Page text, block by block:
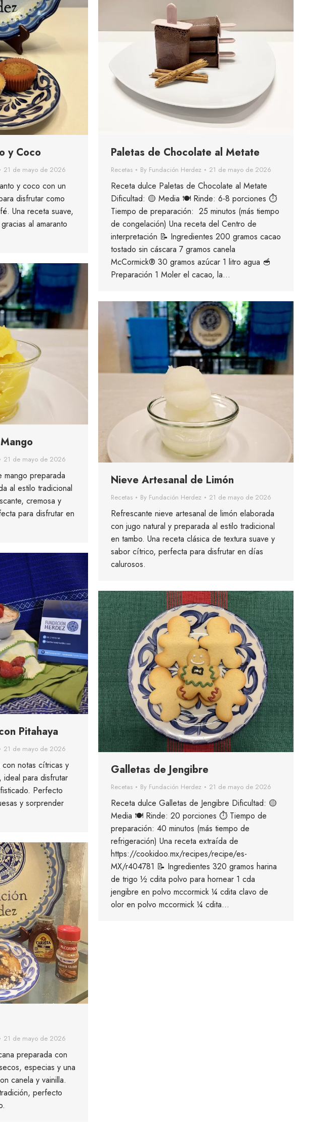
y Coco
21 de mayo de 2026
y coco con un
disfrutar como
Una receta suave,
al amaranto
Paletas de Chocolate al Metate
Recetas By Fundación Herdez 21 de mayo de 2026
Receta dulce Paletas de Chocolate al Metate
Dificultad: 🟡 Media 🍽 Rinde: 6-8 porciones ⏱
Tiempo de preparación: 25 minutos (más tiempo
de congelación) Una receta del Centro de
interpretación 📝 Ingredientes 200 gramos cacao
tostado sin cáscara 7 gramos canela
McCormick® 30 gramos azúcar 1 litro agua 🥣
Preparación 1 Moler el cacao, la…
21 de mayo de 2026
mango preparada
al estilo tradicional
cremosa y
para disfrutar en
Nieve Artesanal de Limón
Recetas By Fundación Herdez 21 de mayo de 2026
Refrescante nieve artesanal de limón elaborada
con jugo natural y preparada al estilo tradicional
en tambo. Una receta clásica de textura suave y
sabor cítrico, perfecta para disfrutar en días
calurosos.
Pitahaya
21 de mayo de 2026
notas cítricas y
ideal para disfrutar
Perfecto
y sorprender
Galletas de Jengibre
Recetas By Fundación Herdez 21 de mayo de 2026
Receta dulce Galletas de Jengibre Dificultad: 🟡
Media 🍽 Rinde: 20 porciones ⏱ Tiempo de
preparación: 40 minutos (más tiempo de
refrigeración) Una receta extraída de
https://cookidoo.mx/recipes/recipe/es-
MX/r404781 📝 Ingredientes 320 gramos harina
de trigo ½ cdita polvo para hornear 1 cda
jengibre en polvo mccormick ¼ cdita clavo de
olor en polvo mccormick ¼ cdita…
21 de mayo de 2026
preparada con
especias y una
canela y vainilla.
perfecto